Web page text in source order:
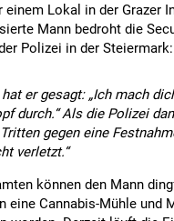
einem Lokal in der Grazer
Mann bedroht die
Polizei in der Steiermark:
er gesagt: „Ich mach
durch.“ Als die Polizei
gegen eine
verletzt.“
können den Mann
eine Cannabis-Mühle und